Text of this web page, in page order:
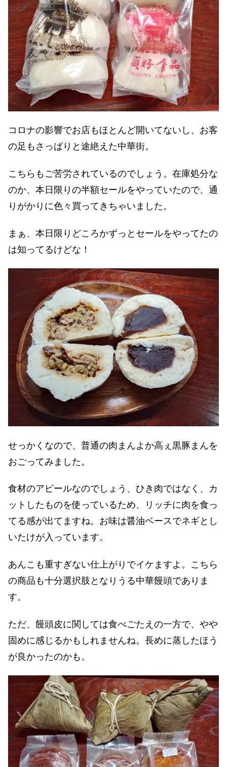
コロナの影響でお店もほとんど開いてないし、お客
の足もさっぱりと途絶えた中華街。
こちらもご苦労されているのでしょう。在庫処分な
のか、本日限りの半額セールをやっていたので、通
りがかりに色々買ってきちゃいました。
まぁ、本日限りどころかずっとセールをやってたの
は知ってるけどな！
せっかくなので、普通の肉まんよか高ぇ黒豚まんを
おごってみました。
食材のアピールなのでしょう、ひき肉ではなく、カ
ットしたものを使っているため、リッチに肉を食っ
てる感が出てますね。お味は醤油ベースでネギとし
いたけが入っています。
あんこも重すぎない仕上がりでイケますよ。こちら
の商品も十分選択肢となりうる中華饅頭でありま
す。
ただ、饅頭皮に関しては食べごたえの一方で、やや
固めに感じるかもしれませんね。長めに蒸したほう
が良かったのかも。